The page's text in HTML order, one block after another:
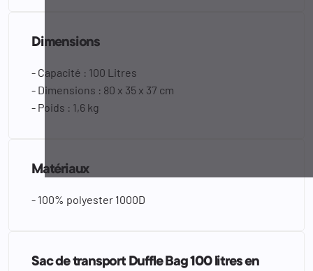
Dimensions
- Capacité : 100 Litres
- Dimensions : 80 x 35 x 37 cm
- Poids : 1,6 kg
Matériaux
- 100% polyester 1000D
Sac de transport Duffle Bag 100 litres en